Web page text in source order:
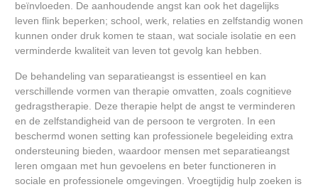
beïnvloeden. De aanhoudende angst kan ook het dagelijks
leven flink beperken; school, werk, relaties en zelfstandig wonen
kunnen onder druk komen te staan, wat sociale isolatie en een
verminderde kwaliteit van leven tot gevolg kan hebben.
De behandeling van separatieangst is essentieel en kan
verschillende vormen van therapie omvatten, zoals cognitieve
gedragstherapie. Deze therapie helpt de angst te verminderen
en de zelfstandigheid van de persoon te vergroten. In een
beschermd wonen setting kan professionele begeleiding extra
ondersteuning bieden, waardoor mensen met separatieangst
leren omgaan met hun gevoelens en beter functioneren in
sociale en professionele omgevingen. Vroegtijdig hulp zoeken is